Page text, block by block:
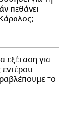
πεθάνει
εξέταση για
εντέρου:
το